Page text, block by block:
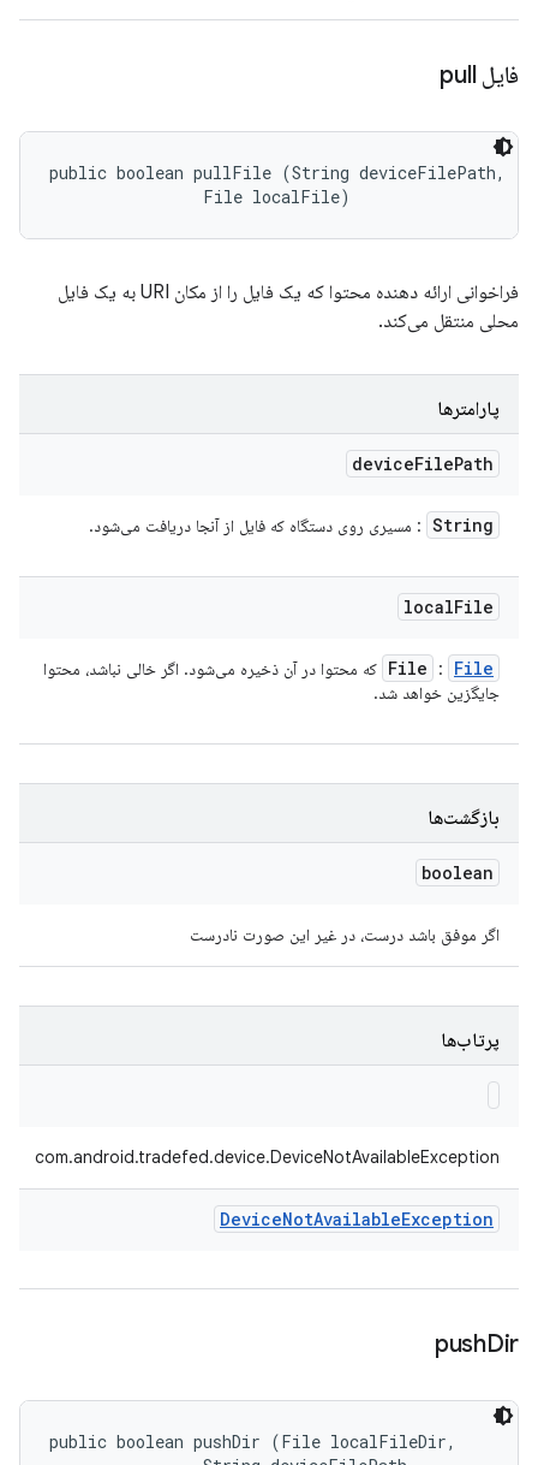
فایل pull
public boolean pullFile (String deviceFilePath,
                File localFile)
فراخوانی ارائه دهنده محتوا که یک فایل را از مکان URI به یک فایل
محلی منتقل می‌کند.
پارامترها
deviceFilePath
String : مسیری روی دستگاه که فایل از آنجا دریافت می‌شود.
localFile
File : File
که محتوا در آن ذخیره می‌شود. اگر خالی نباشد، محتوا
جایگزین خواهد شد.
بازگشت‌ها
boolean
اگر موفق باشد درست، در غیر این صورت نادرست
پرتاب‌ها
com.android.tradefed.device.DeviceNotAvailableException
DeviceNotAvailableException
pushDir
public boolean pushDir (File localFileDir,